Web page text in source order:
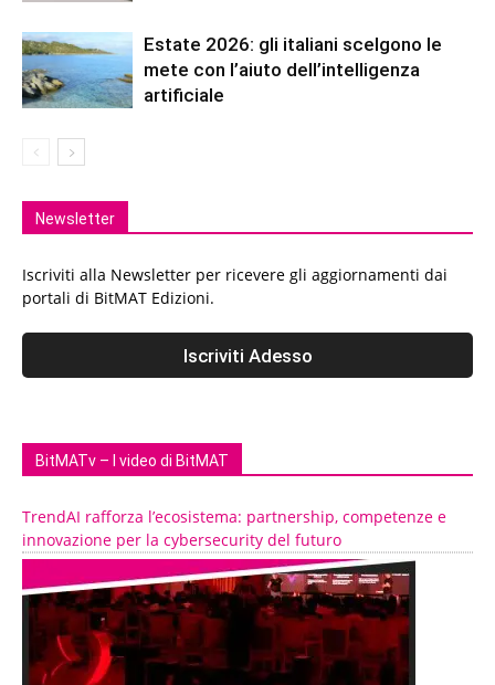
Estate 2026: gli italiani scelgono le
mete con l’aiuto dell’intelligenza
artificiale
Newsletter
Iscriviti alla Newsletter per ricevere gli aggiornamenti dai
portali di BitMAT Edizioni.
BitMATv – I video di BitMAT
TrendAI rafforza l’ecosistema: partnership, competenze e
innovazione per la cybersecurity del futuro